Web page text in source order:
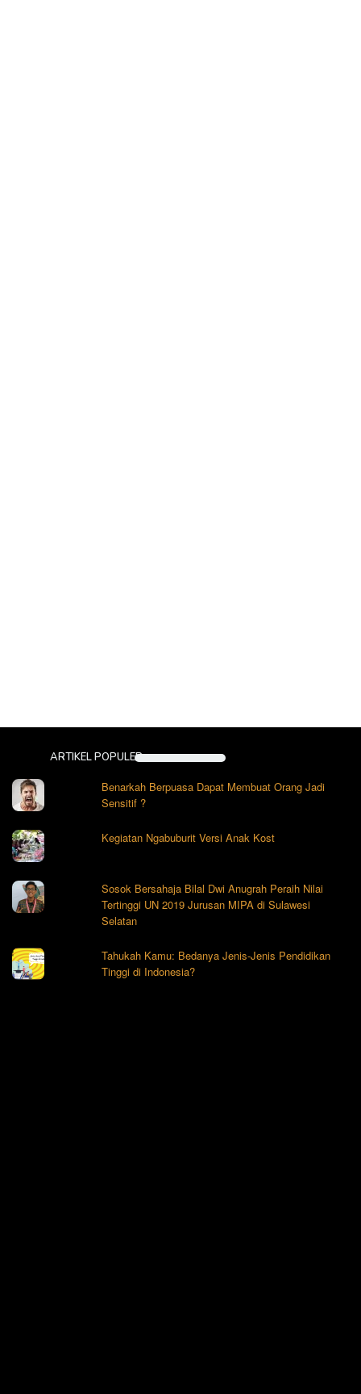
ARTIKEL POPULER
Benarkah Berpuasa Dapat Membuat Orang Jadi
Sensitif ?
Kegiatan Ngabuburit Versi Anak Kost
Sosok Bersahaja Bilal Dwi Anugrah Peraih Nilai
Tertinggi UN 2019 Jurusan MIPA di Sulawesi
Selatan
Tahukah Kamu: Bedanya Jenis-Jenis Pendidikan
Tinggi di Indonesia?